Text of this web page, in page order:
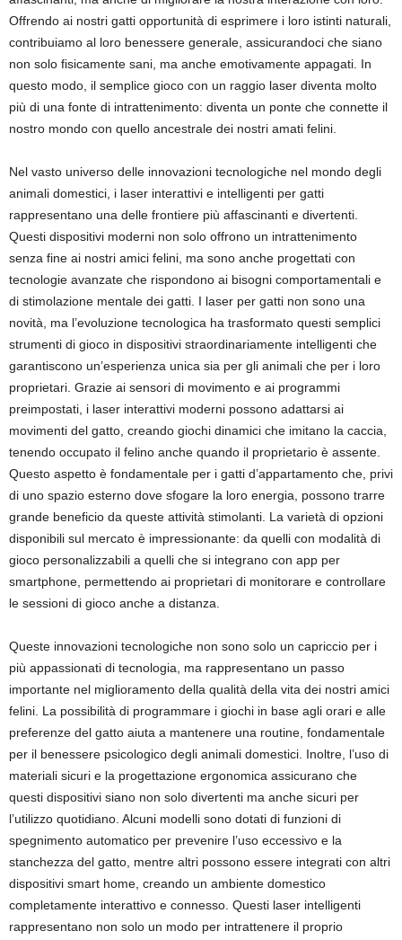
Offrendo ai nostri gatti opportunità di esprimere i loro istinti naturali,
contribuiamo al loro benessere generale, assicurandoci che siano
non solo fisicamente sani, ma anche emotivamente appagati. In
questo modo, il semplice gioco con un raggio laser diventa molto
più di una fonte di intrattenimento: diventa un ponte che connette il
nostro mondo con quello ancestrale dei nostri amati felini.
Nel vasto universo delle innovazioni tecnologiche nel mondo degli
animali domestici, i laser interattivi e intelligenti per gatti
rappresentano una delle frontiere più affascinanti e divertenti.
Questi dispositivi moderni non solo offrono un intrattenimento
senza fine ai nostri amici felini, ma sono anche progettati con
tecnologie avanzate che rispondono ai bisogni comportamentali e
di stimolazione mentale dei gatti. I laser per gatti non sono una
novità, ma l’evoluzione tecnologica ha trasformato questi semplici
strumenti di gioco in dispositivi straordinariamente intelligenti che
garantiscono un’esperienza unica sia per gli animali che per i loro
proprietari. Grazie ai sensori di movimento e ai programmi
preimpostati, i laser interattivi moderni possono adattarsi ai
movimenti del gatto, creando giochi dinamici che imitano la caccia,
tenendo occupato il felino anche quando il proprietario è assente.
Questo aspetto è fondamentale per i gatti d’appartamento che, privi
di uno spazio esterno dove sfogare la loro energia, possono trarre
grande beneficio da queste attività stimolanti. La varietà di opzioni
disponibili sul mercato è impressionante: da quelli con modalità di
gioco personalizzabili a quelli che si integrano con app per
smartphone, permettendo ai proprietari di monitorare e controllare
le sessioni di gioco anche a distanza.
Queste innovazioni tecnologiche non sono solo un capriccio per i
più appassionati di tecnologia, ma rappresentano un passo
importante nel miglioramento della qualità della vita dei nostri amici
felini. La possibilità di programmare i giochi in base agli orari e alle
preferenze del gatto aiuta a mantenere una routine, fondamentale
per il benessere psicologico degli animali domestici. Inoltre, l’uso di
materiali sicuri e la progettazione ergonomica assicurano che
questi dispositivi siano non solo divertenti ma anche sicuri per
l’utilizzo quotidiano. Alcuni modelli sono dotati di funzioni di
spegnimento automatico per prevenire l’uso eccessivo e la
stanchezza del gatto, mentre altri possono essere integrati con altri
dispositivi smart home, creando un ambiente domestico
completamente interattivo e connesso. Questi laser intelligenti
rappresentano non solo un modo per intrattenere il proprio